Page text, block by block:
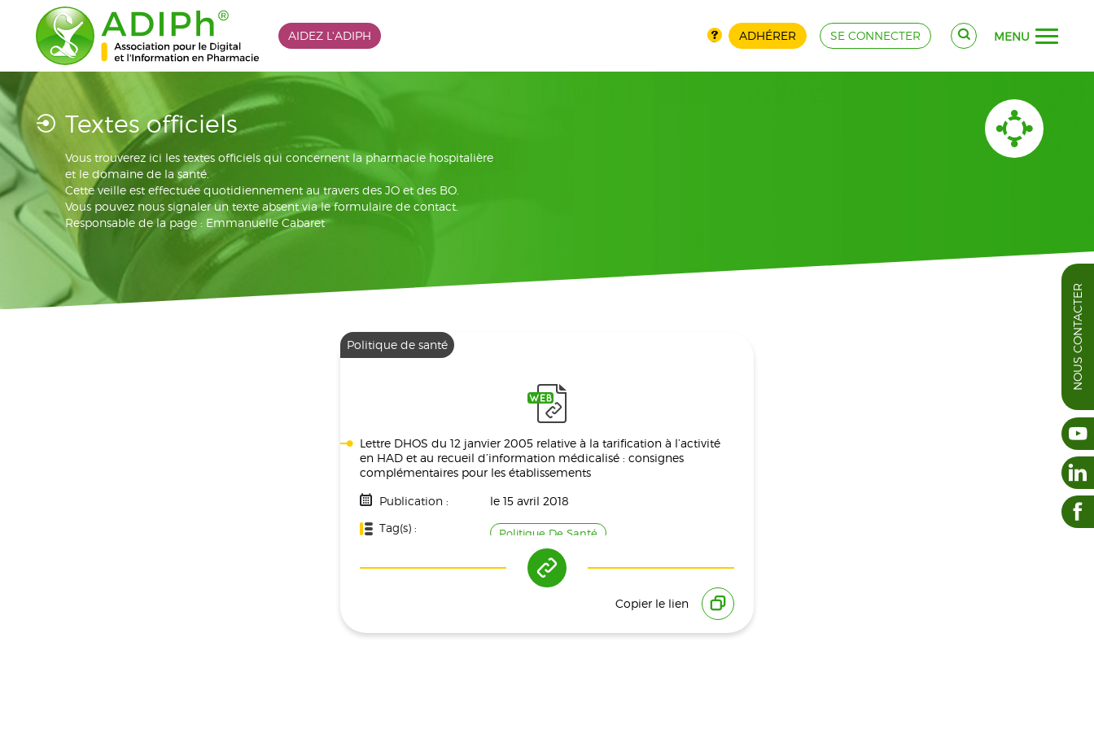
AIDEZ L'ADIPH ADHÉRER SE CONNECTER MENU
Textes officiels
Vous trouverez ici les textes officiels qui concernent la pharmacie hospitalière
et le domaine de la santé.
Cette veille est effectuée quotidiennement au travers des JO et des BO.
Vous pouvez nous signaler un texte absent via le formulaire de contact.
Responsable de la page : Emmanuelle Cabaret
Politique de santé
Lettre DHOS du 12 janvier 2005 relative à la tarification à l’activité
en HAD et au recueil d’information médicalisé : consignes
complémentaires pour les établissements
Publication :
le 15 avril 2018
Tag(s) :
Politique De Santé
Copier le lien
NOUS CONTACTER